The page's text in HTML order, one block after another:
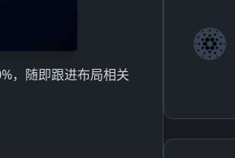
，随即跟进布局相关